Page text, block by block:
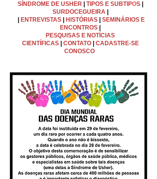
SÍNDROME DE USHER TIPOS E SUBTIPOS
SURDOCEGUEIRA
ENTREVISTAS HISTÓRIAS| SEMINÁRIOS E
ENCONTROS
PESQUISAS E NOTÍCIAS
CIENTÍFICAS
CONTATO
CADASTRE-SE
CONOSCO